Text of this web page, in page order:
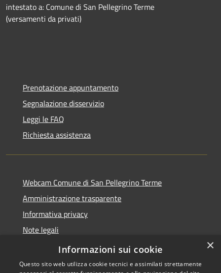
intestato a: Comune di San Pellegrino Terme
(versamenti da privati)
Prenotazione appuntamento
Segnalazione disservizio
Leggi le FAQ
Richiesta assistenza
Webcam Comune di San Pellegrino Terme
Amministrazione trasparente
Informativa privacy
Note legali
Dichiarazione di accessibilità
×
Informazioni sui cookie
Questo sito web utilizza cookie tecnici e assimilati strettamente